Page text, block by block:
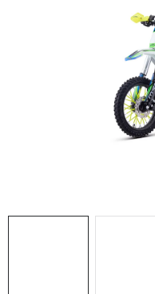
NÁPLNĚ A KAPALINY
Moje objednávka Kontakt